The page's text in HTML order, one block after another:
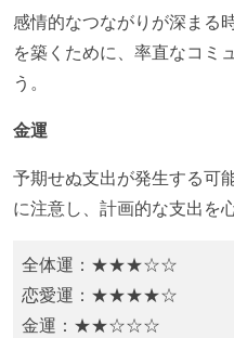
感情的なつながりが深まる
を築くために、率直なコミ
う。​
金運
予期せぬ支出が発生する可
に注意し、計画的な支出を
全体運：★★★☆☆
恋愛運：★★★★☆
金運：★★☆☆☆